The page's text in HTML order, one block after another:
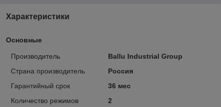
Характеристики
Основные
Производитель
Ballu Industrial Group
Страна производитель
Россия
Гарантийный срок
36 мес
Количество режимов
2